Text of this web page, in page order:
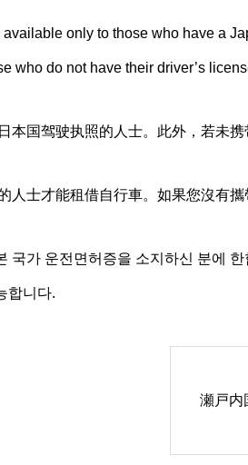
only to those who have a
who do not have their driver’s
本国驾驶执照的人士。此外，若未携
人士才能租借自行車。如果您沒有攜
국가 운전면허증을 소지하신 분에
합니다.
瀬戸内